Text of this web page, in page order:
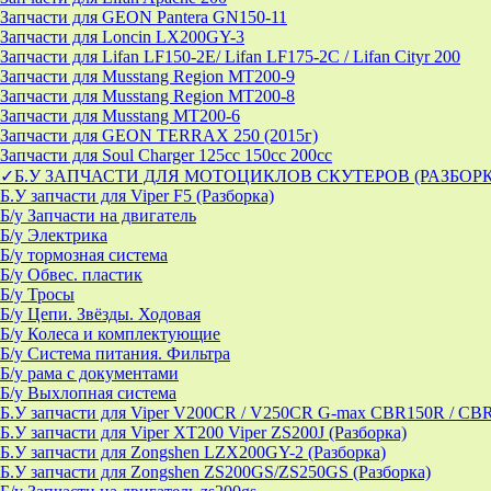
Запчасти для GEON Pantera GN150-11
Запчасти для Loncin LX200GY-3
Запчасти для Lifan LF150-2E/ Lifan LF175-2C / Lifan Cityr 200
Запчасти для Musstang Region MT200-9
Запчасти для Musstang Region MT200-8
Запчасти для Musstang MT200-6
Запчасти для GEON TERRAX 250 (2015г)
Запчасти для Soul Charger 125сс 150cc 200сс
✓Б.У ЗАПЧАСТИ ДЛЯ МОТОЦИКЛОВ СКУТЕРОВ
Б.У запчасти для Viper F5 (Разборка)
Б/у Запчасти на двигатель
Б/у Электрика
Б/у тормозная система
Б/у Обвес. пластик
Б/у Тросы
Б/у Цепи. Звёзды. Ходовая
Б/у Колеса и комплектующие
Б/у Система питания. Фильтра
Б/у рама с документами
Б/у Выхлопная система
Б.У запчасти для Viper V200CR / V250CR G-max CBR150R /
Б.У запчасти для Viper XT200 Viper ZS200J (Разборка)
Б.У запчасти для Zongshen LZX200GY-2 (Разборка)
Б.У запчасти для Zongshen ZS200GS/ZS250GS (Разборка)